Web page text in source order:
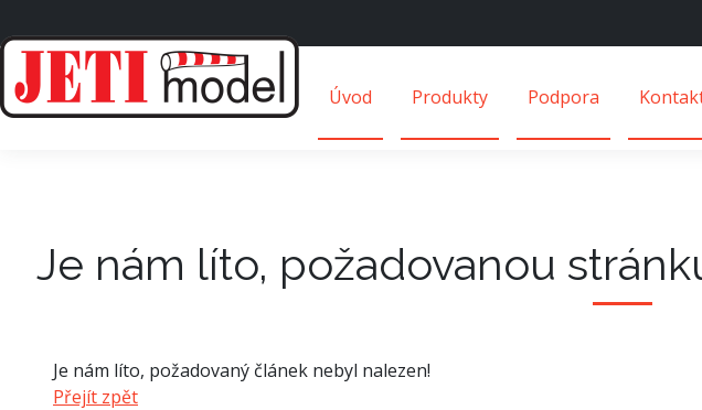
Úvod Produkty Podpora
Je nám líto, požadovanou
Je nám líto, požadovaný článek nebyl nalezen!
Přejít zpět